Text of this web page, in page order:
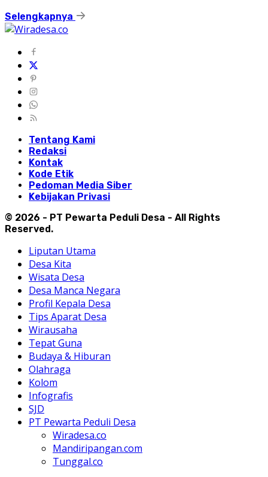
Selengkapnya
Tentang Kami
Redaksi
Kontak
Kode Etik
Pedoman Media Siber
Kebijakan Privasi
© 2026 - PT Pewarta Peduli Desa - All Rights
Reserved.
Liputan Utama
Desa Kita
Wisata Desa
Desa Manca Negara
Profil Kepala Desa
Tips Aparat Desa
Wirausaha
Tepat Guna
Budaya & Hiburan
Olahraga
Kolom
Infografis
SJD
PT Pewarta Peduli Desa
Wiradesa.co
Mandiripangan.com
Tunggal.co